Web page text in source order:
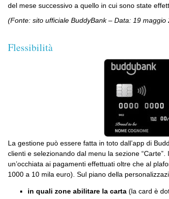
del mese successivo a quello in cui sono state
(Fonte: sito ufficiale BuddyBank – Data: 19 maggio
Flessibilità
La gestione può essere fatta in toto dall’app di
clienti e selezionando dal menu la sezione
un’occhiata ai pagamenti effettuati oltre che al
1000 a 10 mila euro). Sul piano della
in quali zone abilitare la carta (la card è